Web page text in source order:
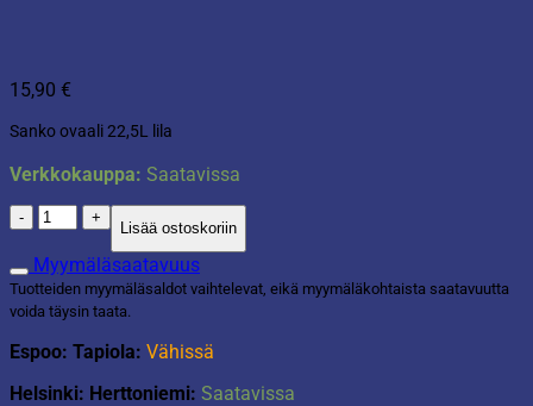
15,90 €
Sanko ovaali 22,5L lila
Verkkokauppa: Saatavissa
Sanko
ovaali
22,5L
lila
määrä
Lisää ostoskoriin
Myymäläsaatavuus
Tuotteiden myymäläsaldot vaihtelevat, eikä myymäläkohtaista saatavuutta
voida täysin taata.
Espoo: Tapiola: Vähissä
Helsinki: Herttoniemi: Saatavissa